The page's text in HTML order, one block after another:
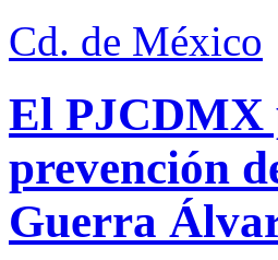
Cd. de México
El PJCDMX
prevención
Guerra